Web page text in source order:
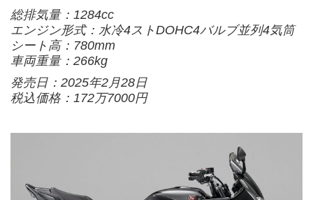
総排気量：1284cc
エンジン形式：水冷4ストDOHC4バルブ並列4気筒
シート高：780mm
車両重量：266kg
発売日：2025年2月28日
税込価格：172万7000円